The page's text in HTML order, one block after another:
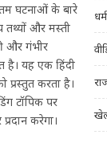
घटनाओं के बारे
तथ्यों और मस्ती
और गंभीर
है। यह एक हिंदी
प्रस्तुत करता है।
टॉपिक पर
करेगा।
धर्म